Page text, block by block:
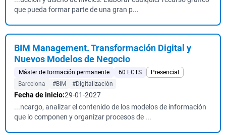
que pueda formar parte de una gran p...
BIM Management. Transformación Digital y
Nuevos Modelos de Negocio
Máster de formación permanente 60 ECTS
Presencial
Barcelona
#BIM #Digitalización
Fecha de inicio:29-01-2027
...ncargo, analizar el contenido de los modelos de información
que lo componen y organizar procesos de ...